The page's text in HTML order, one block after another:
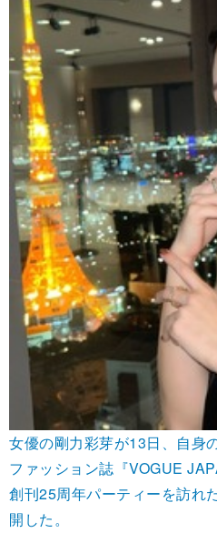
女優の剛力彩芽が13日、自身
ファッション誌『VOGUE
創刊25周年パーティーを訪れ
開した。